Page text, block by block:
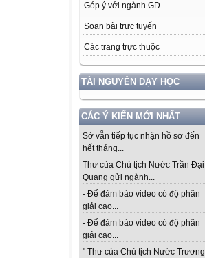
Góp ý với ngành GD
Soạn bài trực tuyến
Các trang trực thuộc
TÀI NGUYÊN DẠY HỌC
CÁC Ý KIẾN MỚI NHẤT
Sở vẫn tiếp tục nhận hồ sơ đến
hết tháng...
Thư của Chủ tịch Nước Trần Đại
Quang gửi ngành...
- Để đảm bảo video có độ phân
giải cao...
- Để đảm bảo video có độ phân
giải cao...
" Thư của Chủ tịch Nước Trương